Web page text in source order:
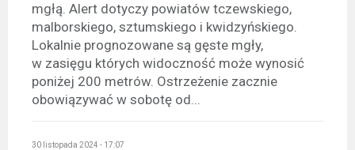
mgłą. Alert dotyczy powiatów tczewskiego,
malborskiego, sztumskiego i kwidzyńskiego.
Lokalnie prognozowane są gęste mgły,
w zasięgu których widoczność może wynosić
poniżej 200 metrów. Ostrzeżenie zacznie
obowiązywać w sobotę od...
30 listopada 2024 - 17:07